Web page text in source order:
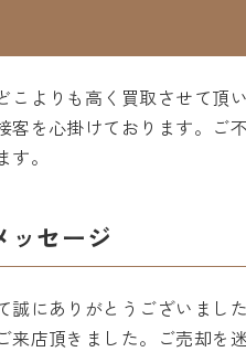
よりも高く買取させて
を心掛けております。
。
ッセージ
にありがとうございま
店頂きました。ご売却